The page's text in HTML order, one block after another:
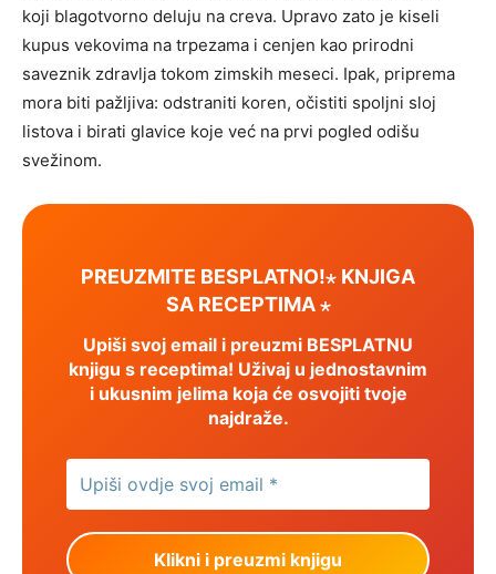
koji blagotvorno deluju na creva. Upravo zato je kiseli
kupus vekovima na trpezama i cenjen kao prirodni
saveznik zdravlja tokom zimskih meseci. Ipak, priprema
mora biti pažljiva: odstraniti koren, očistiti spoljni sloj
listova i birati glavice koje već na prvi pogled odišu
svežinom.
PREUZMITE BESPLATNO!⋆ KNJIGA
SA RECEPTIMA ⋆
Upiši svoj email i preuzmi BESPLATNU
knjigu s receptima! Uživaj u jednostavnim
i ukusnim jelima koja će osvojiti tvoje
najdraže.